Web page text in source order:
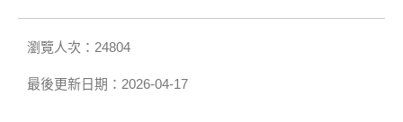
瀏覽人次：24804
最後更新日期：2026-04-17